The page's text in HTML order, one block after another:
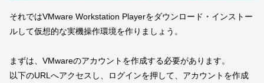
それではVMware Workstation Playerをダウンロード・インストー
ルして仮想的な実機操作環境を作りましょう。
まずは、VMwareのアカウントを作成する必要があります。
以下のURLへアクセスし、ログインを押して、アカウントを作成